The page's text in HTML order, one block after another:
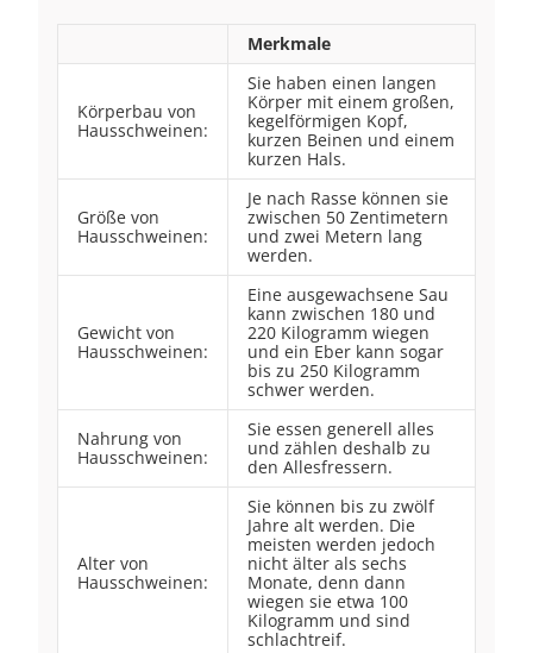
Merkmale
Körperbau von
Hausschweinen:
Sie haben einen langen
Körper mit einem großen,
kegelförmigen Kopf,
kurzen Beinen und einem
kurzen Hals.
Größe von
Hausschweinen:
Je nach Rasse können sie
zwischen 50 Zentimetern
und zwei Metern lang
werden.
Gewicht von
Hausschweinen:
Eine ausgewachsene Sau
kann zwischen 180 und
220 Kilogramm wiegen
und ein Eber kann sogar
bis zu 250 Kilogramm
schwer werden.
Nahrung von
Hausschweinen:
Sie essen generell alles
und zählen deshalb zu
den Allesfressern.
Alter von
Hausschweinen:
Sie können bis zu zwölf
Jahre alt werden. Die
meisten werden jedoch
nicht älter als sechs
Monate, denn dann
wiegen sie etwa 100
Kilogramm und sind
schlachtreif.